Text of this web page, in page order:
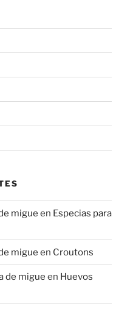
migue en Especias para
migue en Croutons
de migue en Huevos